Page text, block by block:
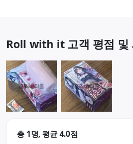
Roll with it 고객 평점 및
총 1명, 평균 4.0점